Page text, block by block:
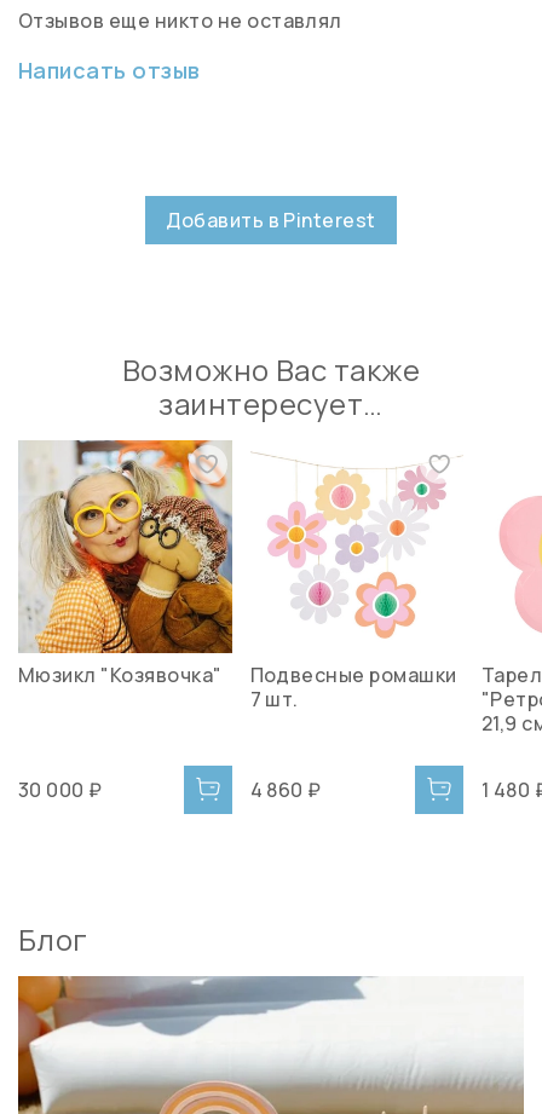
Отзывов еще никто не оставлял
Написать отзыв
Добавить в Pinterest
Возможно Вас также
заинтересует…
Мюзикл "Козявочка"
30 000 ₽
Подвесные ромашки
7 шт.
4 860 ₽
21,9
1 480
Блог